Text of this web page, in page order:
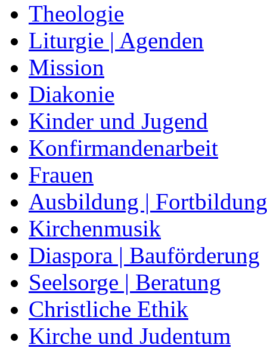
Theologie
Liturgie | Agenden
Mission
Diakonie
Kinder und Jugend
Konfirmandenarbeit
Frauen
Ausbildung | Fortbildung
Kirchenmusik
Diaspora | Bauförderung
Seelsorge | Beratung
Christliche Ethik
Kirche und Judentum